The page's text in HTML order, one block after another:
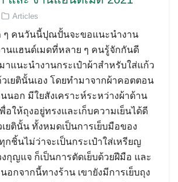
Articles
ๆ คนวันนี้ปุณปั้นจะขอแนะนำงาน
านแฮนด์เมดที่หลาย ๆ คนรู้จักกันดี
แนะนำงานกระเป๋าผ้าสำหรับใส่แก้ว
วเยตินั้นเอง โดยทำมาจากผ้าคอตตอน
นอก มีใยสังเคราะห์ระหว่างผ้าด้าน
อให้ถุงอยู่ทรงและเก็บความเย็นได้ดี
ยตินั้น ทั้งหมดเป็นการเย็บมือของ
กชิ้นไม่ว่าจะเป็นกระเป๋าใส่เหรียญ
กุญแจ ก็เป็นการตัดเย็บด้วยฝีมือ และ
อกจากนี้ทางร้าน เขายังมีการเย็บถุง